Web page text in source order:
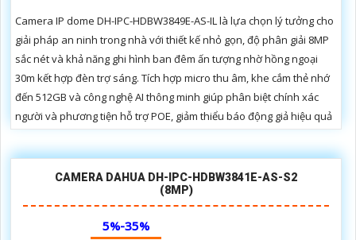
Camera IP dome DH-IPC-HDBW3849E-AS-IL là lựa chọn lý tưởng cho
giải pháp an ninh trong nhà với thiết kế nhỏ gọn, độ phân giải 8MP
sắc nét và khả năng ghi hình ban đêm ấn tượng nhờ hồng ngoại
30m kết hợp đèn trợ sáng. Tích hợp micro thu âm, khe cắm thẻ nhớ
đến 512GB và công nghệ AI thông minh giúp phân biệt chính xác
người và phương tiện hỗ trợ POE, giảm thiểu báo động giả hiệu quả
CAMERA DAHUA DH-IPC-HDBW3841E-AS-S2
(8MP)
5%-35%